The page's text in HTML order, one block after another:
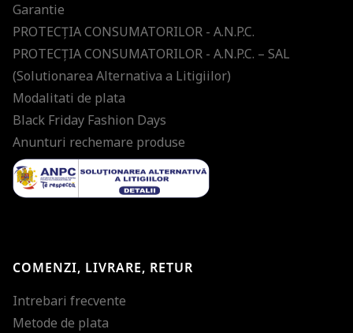
Garantie
PROTECŢIA CONSUMATORILOR - A.N.P.C.
PROTECŢIA CONSUMATORILOR - A.N.P.C. – SAL
(Solutionarea Alternativa a Litigiilor)
Modalitati de plata
Black Friday Fashion Days
Anunturi rechemare produse
COMENZI, LIVRARE, RETUR
Intrebari frecvente
Metode de plata